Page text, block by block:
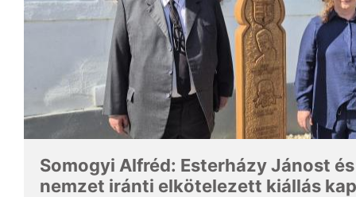
Somogyi Alfréd: Esterházy Jánost
nemzet iránti elkötelezett kiállás